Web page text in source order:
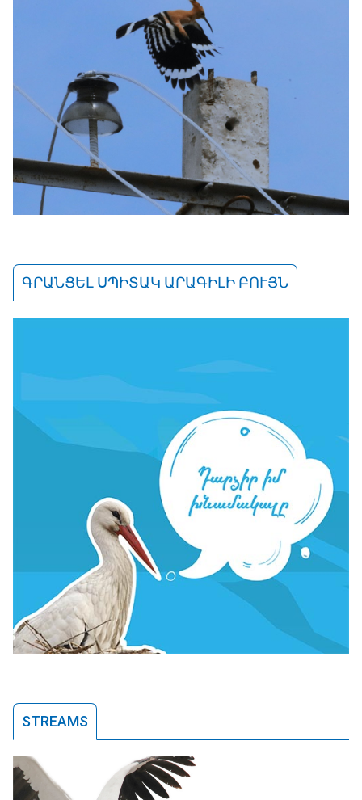
ԳՐԱՆՑԵԼ ՍՊԻՏԱԿ ԱՐԱԳԻԼԻ ԲՈՒՅՆ
STREAMS